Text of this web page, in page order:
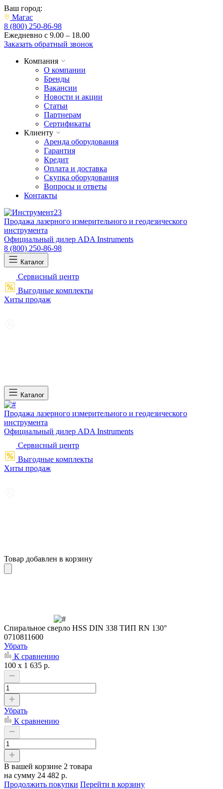
Ваш город:
Магас
8 (800) 250-86-98
Ежедневно с 9.00 – 18.00
Заказать обратный звонок
Компания
О компании
Бренды
Вакансии
Новости и акции
Статьи
Партнерам
Сертификаты
Клиенту
Аренда оборудования
Гарантия
Кредит
Оплата и доставка
Скупка оборудования
Вопросы и ответы
Контакты
Продажа лазерного измерительного и геодезического
инструмента
Официальный дилер ADA Instruments
8 (800) 250-86-98
Каталог
Сервисный центр
Выгодные комплекты
Хиты продаж
Каталог
Продажа лазерного измерительного и геодезического
инструмента
Официальный дилер ADA Instruments
Сервисный центр
Выгодные комплекты
Хиты продаж
Товар добавлен в корзину
Cпиральное сверло HSS DIN 338 ТИП RN 130°
0710811600
Убрать
К сравнению
100 x 1 635 р.
Убрать
К сравнению
В вашей корзине 2 товара
на сумму 24 482 р.
Продолжить покупки Перейти в корзину